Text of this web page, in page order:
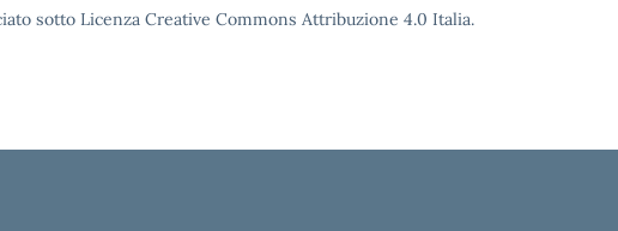
sotto Licenza Creative Commons Attribuzione 4.0 Italia.